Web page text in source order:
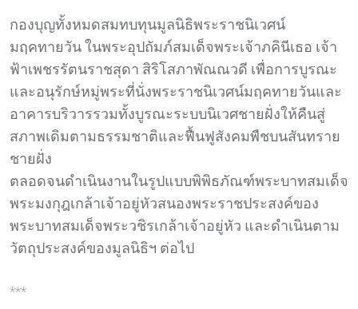
กองบุญทั้งหมดสมทบทุนมูลนิธิพระราชนิเวศน์
มฤคทายวัน ในพระอุปถัมภ์สมเด็จพระเจ้าภคินีเธอ เจ้า
ฟ้าเพชรรัตนราชสุดา สิริโสภาพัณณวดี เพื่อการบูรณะ
และอนุรักษ์หมู่พระที่นั่งพระราชนิเวศน์มฤคทายวันและ
อาคารบริวารรวมทั้งบูรณะระบบนิเวศชายฝั่งให้คืนสู่
สภาพเดิมตามธรรมชาติและฟื้นฟูสังคมพืชบนสันทราย
ชายฝั่ง
ตลอดจนดำเนินงานในรูปแบบพิพิธภัณฑ์พระบาทสมเด็จ
พระมงกุฎเกล้าเจ้าอยู่หัวสนองพระราชประสงค์ของ
พระบาทสมเด็จพระวชิรเกล้าเจ้าอยู่หัว และดำเนินตาม
วัตถุประสงค์ของมูลนิธิฯ ต่อไป
***